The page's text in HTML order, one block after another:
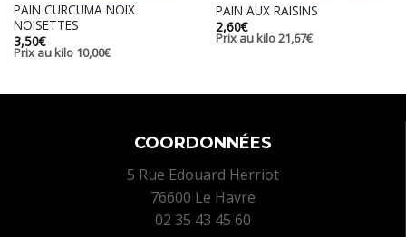
PAIN CURCUMA NOIX
NOISETTES
3,50€
Prix au kilo 10,00€
PAIN AUX RAISINS
2,60€
Prix au kilo21,67€
COORDONNÉES
5 Rue Edouard Herriot
76600 Le Havre
02 35 43 45 60